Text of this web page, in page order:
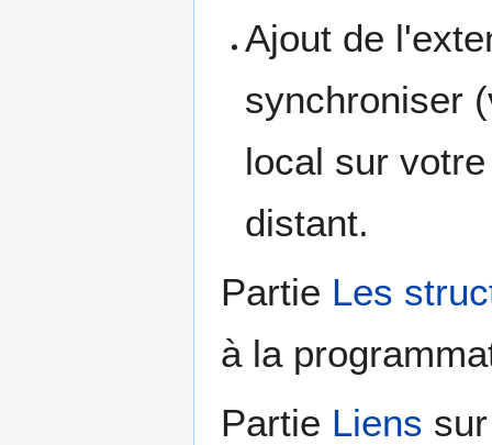
Ajout de
synchroniser
local sur
distant.
Partie Les
à la
Partie Liens